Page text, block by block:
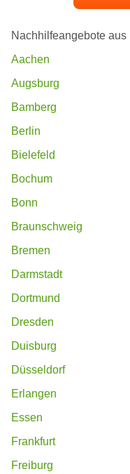
Nachhilfeangebote aus
Aachen
Augsburg
Bamberg
Berlin
Bielefeld
Bochum
Bonn
Braunschweig
Bremen
Darmstadt
Dortmund
Dresden
Duisburg
Düsseldorf
Erlangen
Essen
Frankfurt
Freiburg